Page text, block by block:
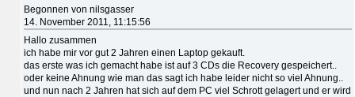
Begonnen von nilsgasser
14. November 2011, 11:15:56
Hallo zusammen
ich habe mir vor gut 2 Jahren einen Laptop gekauft.
das erste was ich gemacht habe ist auf 3 CDs die Recovery gespeichert..
oder keine Ahnung wie man das sagt ich habe leider nicht so viel Ahnung..
und nun nach 2 Jahren hat sich auf dem PC viel Schrott gelagert und er wird